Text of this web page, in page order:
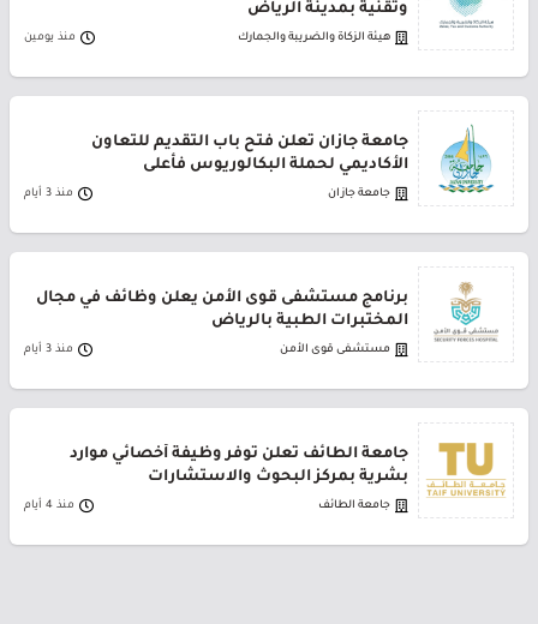
وتقنية بمدينة الرياض
هيئة الزكاة والضريبة والجمارك منذ يومين
جامعة جازان تعلن فتح باب التقديم للتعاون
الأكاديمي لحملة البكالوريوس فأعلى
جامعة جازان منذ 3 أيام
برنامج مستشفى قوى الأمن يعلن وظائف في مجال
المختبرات الطبية بالرياض
مستشفى قوى الأمن منذ 3 أيام
جامعة الطائف تعلن توفر وظيفة أخصائي موارد
بشرية بمركز البحوث والاستشارات
جامعة الطائف منذ 4 أيام